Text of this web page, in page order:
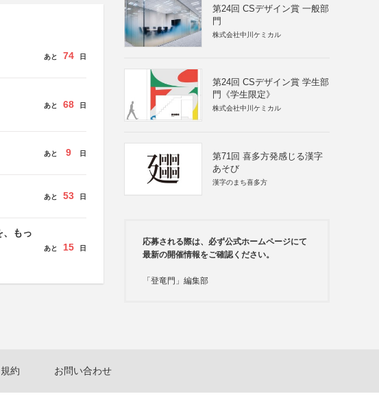
あと 74 日
あと 68 日
あと 9 日
あと 53 日
、もっ
あと 15 日
第24回 CSデザイン賞 一般部
門
株式会社中川ケミカル
第24回 CSデザイン賞 学生部
門《学生限定》
株式会社中川ケミカル
第71回 喜多方発感じる漢字
あそび
漢字のまち喜多方
応募される際は、必ず公式ホームページにて
最新の開催情報をご確認ください。
「登竜門」編集部
約 お問い合わせ